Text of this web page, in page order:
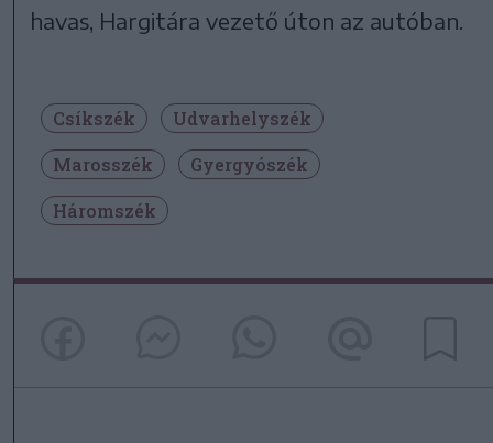
havas, Hargitára vezető úton az autóban.
Csíkszék
Udvarhelyszék
Marosszék
Gyergyószék
Háromszék